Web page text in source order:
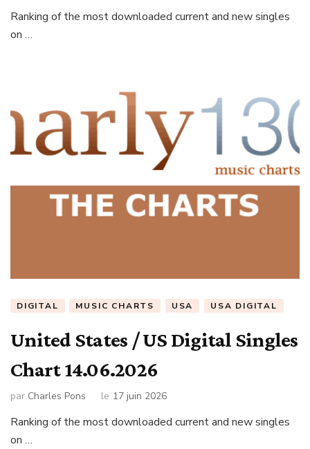
Ranking of the most downloaded current and new singles
on …
DIGITAL MUSIC CHARTS USA USA DIGITAL
United States / US Digital Singles
Chart 14.06.2026
par Charles Pons le 17 juin 2026
Ranking of the most downloaded current and new singles
on …